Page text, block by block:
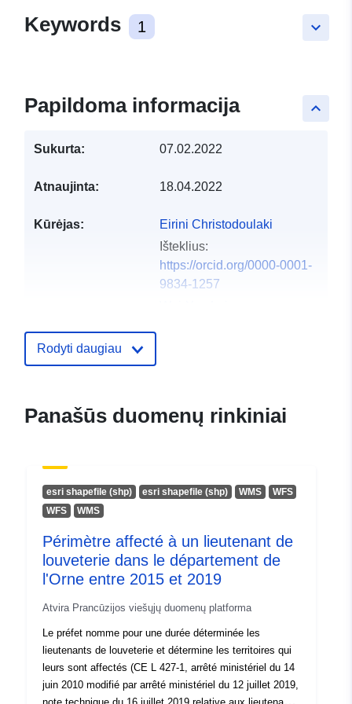
keyboard_arrow_down
Keywords 1
keyboard_arrow_up
Papildoma informacija
Sukurta: 07.02.2022
Atnaujinta: 18.04.2022
Kūrėjas:
Eirini Christodoulaki
Išteklius:
https://orcid.org/0000-0001-
9834-1257
Išteklius:
https://orcid.org/0000-0003-
Kalbos: English
Katalogo įrašas: Pridėta prie duomenų.europa.eu:
Atnaujinta informacija apie
30 July 2026
Identifikatoriai: https://doi.org/10.5281/
Kiti
Rodyti daugiau
Panašūs duomenų rinkiniai
esri shapefile (shp) esri shapefile (shp) WMS
WFS
WFS
WMS
Périmètre affecté à un lieutenant de
louveterie dans le département de
l'Orne entre 2015 et 2019
Atvira Prancūzijos viešųjų duomenų platforma
Le préfet nomme pour une durée déterminée les
lieutenants de louveterie et détermine les territoires qui
leurs sont affectés (CE L 427-1, arrêté ministériel du 14
juin 2010 modifié par arrêté ministériel du 12 juillet 2019,